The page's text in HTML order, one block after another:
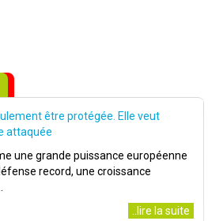
être protégée. Elle veut
attaquée
une grande puissance européenne
record, une croissance
..lire la suite